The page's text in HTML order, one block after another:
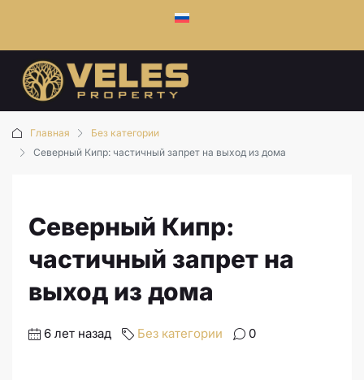
Главная
Без категории
Северный Кипр: частичный запрет на выход из дома
Северный Кипр:
частичный запрет на
выход из дома
6 лет назад Без категории 0